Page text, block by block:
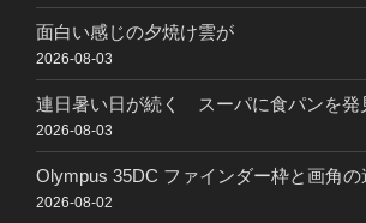
面白い感じの夕焼け雲が
2026-08-03
連日暑い日が続く スーパに食パンを発
2026-08-03
Olympus 35DC ファインダー枠と画角の
2026-08-02